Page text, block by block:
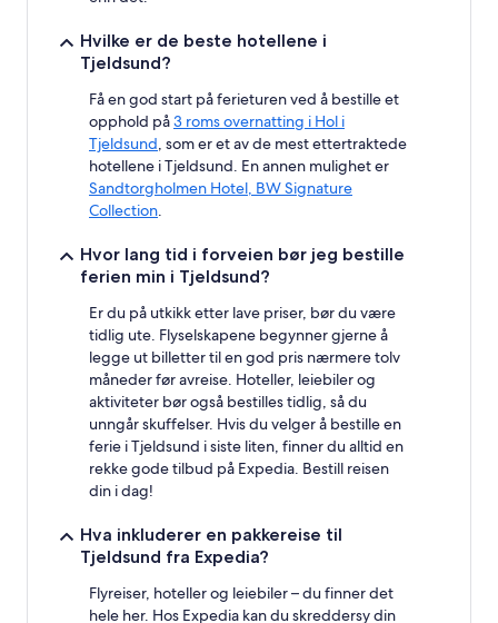
Hvilke er de beste hotellene i
Tjeldsund?
Få en god start på ferieturen ved å bestille et
opphold på3 roms overnatting i Hol i
Tjeldsund, som er et av de mest ettertraktede
hotellene i Tjeldsund. En annen mulighet er
Sandtorgholmen Hotel, BW Signature
Collection.
Hvor lang tid i forveien bør jeg bestille
ferien min i Tjeldsund?
Er du på utkikk etter lave priser, bør du være
tidlig ute. Flyselskapene begynner gjerne å
legge ut billetter til en god pris nærmere tolv
måneder før avreise. Hoteller, leiebiler og
aktiviteter bør også bestilles tidlig, så du
unngår skuffelser. Hvis du velger å bestille en
ferie i Tjeldsund i siste liten, finner du alltid en
rekke gode tilbud på Expedia. Bestill reisen
din i dag!
Hva inkluderer en pakkereise til
Tjeldsund fra Expedia?
Flyreiser, hoteller og leiebiler – du finner det
hele her. Hos Expedia kan du skreddersy din